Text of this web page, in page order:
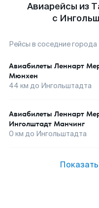
Авиарейсы из
с
Рейсы в соседние города
Авиабилеты Леннарт
Мюнхен
44 км до Ингольштадта
Авиабилеты Леннарт
Инголштадт Манчинг
0 км до Ингольштадта